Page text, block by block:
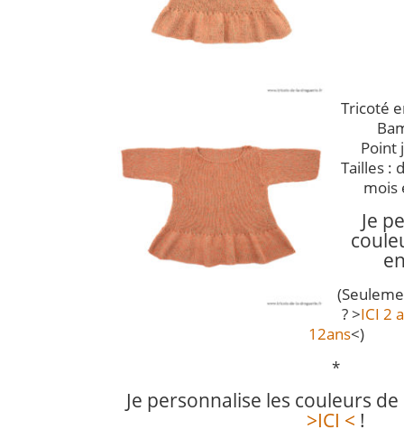
Tricoté
Point
Tailles :
mois
Je
? >ICI 2
12ans<)
*
Je personnalise les couleurs
>ICI < !